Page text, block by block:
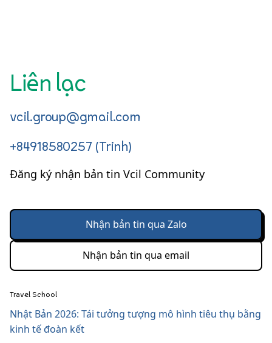
Liên lạc
vcil.group@gmail.com
+84918580257 (Trinh)
Đăng ký nhận bản tin Vcil Community
Nhận bản tin qua Zalo
Nhận bản tin qua email
Travel School
Nhật Bản 2026: Tái tưởng tượng mô hình tiêu thụ bằng
kinh tế đoàn kết